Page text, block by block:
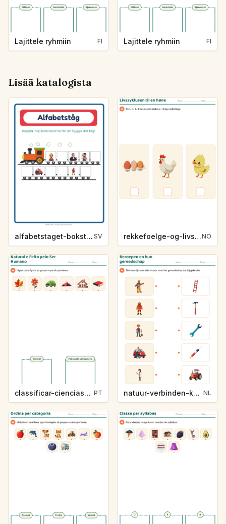
Lajittele ryhmiin FI Lajittele ryhmiin FI
Lisää katalogista
alfabetstaget-bokstavsledtrad-yrken-4317 SV rekkefoelge-og-livssykluser-g1203NO
classificar-ciencias-k214-5 PT natuur-verbinden-k213-5 NL